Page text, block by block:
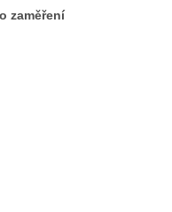
zaměření